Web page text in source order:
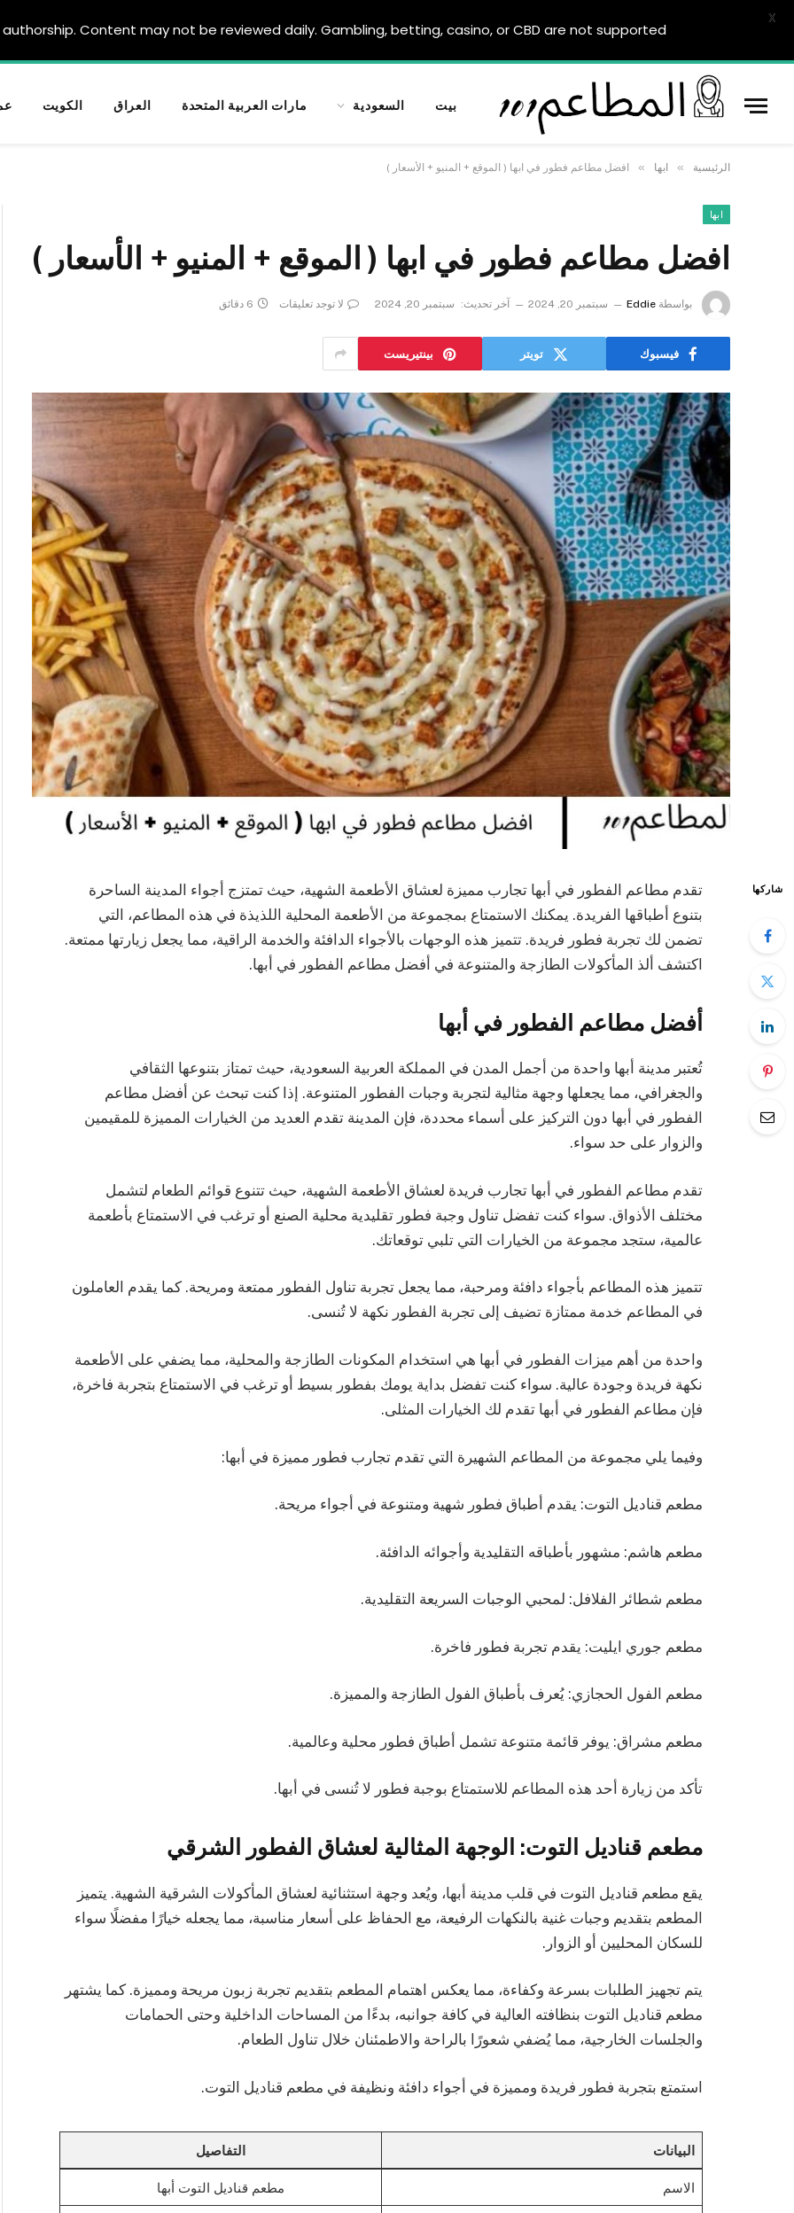
بيت السعودية مارات العربية المتحدة العراق الكويت
الرئيسية » ابها » افضل مطاعم فطور في ابها ( الموقع + المنيو + الأسعار )
ابها
افضل مطاعم فطور في ابها ( الموقع + المنيو + الأسعار )
بواسطة Eddie سبتمبر 20, 2024 آخر تحديث: سبتمبر 20, 2024 لا توجد تعليقات 6 دقائق
فيسبوك تويتر بينتيريست
شاركها
تقدم مطاعم الفطور في أبها تجارب مميزة لعشاق الأطعمة الشهية، حيث تمتزج أجواء المدينة الساحرة
بتنوع أطباقها الفريدة. يمكنك الاستمتاع بمجموعة من الأطعمة المحلية اللذيذة في هذه المطاعم، التي
تضمن لك تجربة فطور فريدة. تتميز هذه الوجهات بالأجواء الدافئة والخدمة الراقية، مما يجعل زيارتها ممتعة.
اكتشف ألذ المأكولات الطازجة والمتنوعة في أفضل مطاعم الفطور في أبها.
أفضل مطاعم الفطور في أبها
تُعتبر مدينة أبها واحدة من أجمل المدن في المملكة العربية السعودية، حيث تمتاز بتنوعها الثقافي
والجغرافي، مما يجعلها وجهة مثالية لتجربة وجبات الفطور المتنوعة. إذا كنت تبحث عن أفضل مطاعم
الفطور في أبها دون التركيز على أسماء محددة، فإن المدينة تقدم العديد من الخيارات المميزة للمقيمين
والزوار على حد سواء.
تقدم مطاعم الفطور في أبها تجارب فريدة لعشاق الأطعمة الشهية، حيث تتنوع قوائم الطعام لتشمل
مختلف الأذواق. سواء كنت تفضل تناول وجبة فطور تقليدية محلية الصنع أو ترغب في الاستمتاع بأطعمة
عالمية، ستجد مجموعة من الخيارات التي تلبي توقعاتك.
تتميز هذه المطاعم بأجواء دافئة ومرحبة، مما يجعل تجربة تناول الفطور ممتعة ومريحة. كما يقدم العاملون
في المطاعم خدمة ممتازة تضيف إلى تجربة الفطور نكهة لا تُنسى.
واحدة من أهم ميزات الفطور في أبها هي استخدام المكونات الطازجة والمحلية، مما يضفي على الأطعمة
نكهة فريدة وجودة عالية. سواء كنت تفضل بداية يومك بفطور بسيط أو ترغب في الاستمتاع بتجربة فاخرة،
فإن مطاعم الفطور في أبها تقدم لك الخيارات المثلى.
وفيما يلي مجموعة من المطاعم الشهيرة التي تقدم تجارب فطور مميزة في أبها:
مطعم قناديل التوت: يقدم أطباق فطور شهية ومتنوعة في أجواء مريحة.
مطعم هاشم: مشهور بأطباقه التقليدية وأجوائه الدافئة.
مطعم شطائر الفلافل: لمحبي الوجبات السريعة التقليدية.
مطعم جوري ايليت: يقدم تجربة فطور فاخرة.
مطعم الفول الحجازي: يُعرف بأطباق الفول الطازجة والمميزة.
مطعم مشراق: يوفر قائمة متنوعة تشمل أطباق فطور محلية وعالمية.
تأكد من زيارة أحد هذه المطاعم للاستمتاع بوجبة فطور لا تُنسى في أبها.
مطعم قناديل التوت: الوجهة المثالية لعشاق الفطور الشرقي
يقع مطعم قناديل التوت في قلب مدينة أبها، ويُعد وجهة استثنائية لعشاق المأكولات الشرقية الشهية. يتميز
المطعم بتقديم وجبات غنية بالنكهات الرفيعة، مع الحفاظ على أسعار مناسبة، مما يجعله خيارًا مفضلًا سواء
للسكان المحليين أو الزوار.
يتم تجهيز الطلبات بسرعة وكفاءة، مما يعكس اهتمام المطعم بتقديم تجربة زبون مريحة ومميزة. كما يشتهر
مطعم قناديل التوت بنظافته العالية في كافة جوانبه، بدءًا من المساحات الداخلية وحتى الحمامات
والجلسات الخارجية، مما يُضفي شعورًا بالراحة والاطمئنان خلال تناول الطعام.
استمتع بتجربة فطور فريدة ومميزة في أجواء دافئة ونظيفة في مطعم قناديل التوت.
البيانات التفاصيل
الاسم مطعم قناديل التوت أبها
Content may not be reviewed daily. Gambling, betting, casino, or CBD are not supported.
X